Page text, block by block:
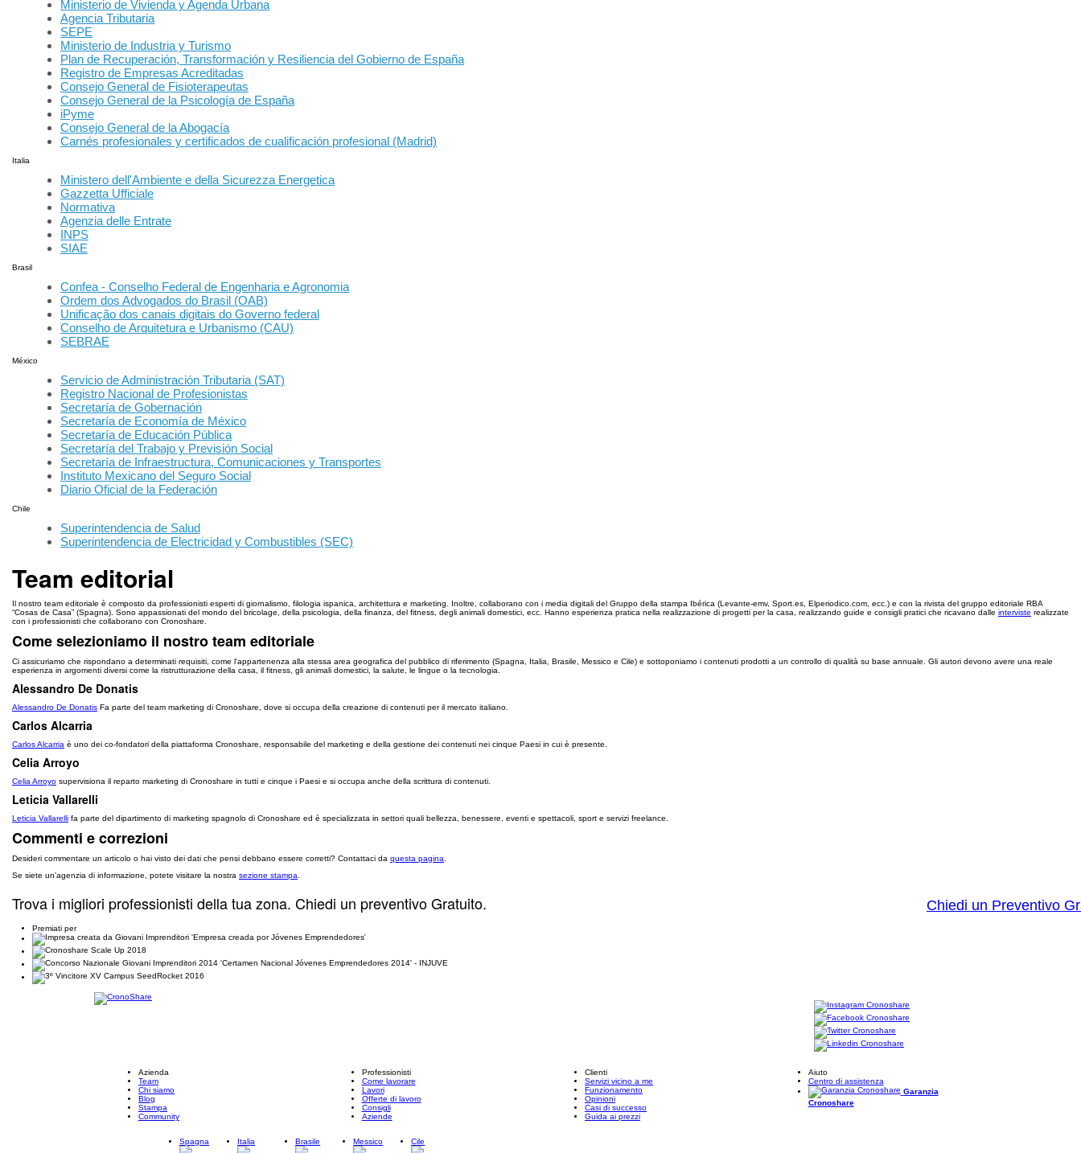
Ministerio de Vivienda y Agenda Urbana
Agencia Tributaria
SEPE
Ministerio de Industria y Turismo
Plan de Recuperación, Transformación y Resiliencia del Gobierno de España
Registro de Empresas Acreditadas
Consejo General de Fisioterapeutas
Consejo General de la Psicología de España
iPyme
Consejo General de la Abogacía
Carnés profesionales y certificados de cualificación profesional (Madrid)
Italia
Ministero dell'Ambiente e della Sicurezza Energetica
Gazzetta Ufficiale
Normativa
Agenzia delle Entrate
INPS
SIAE
Brasil
Confea - Conselho Federal de Engenharia e Agronomia
Ordem dos Advogados do Brasil (OAB)
Unificação dos canais digitais do Governo federal
Conselho de Arquitetura e Urbanismo (CAU)
SEBRAE
México
Servicio de Administración Tributaria (SAT)
Registro Nacional de Profesionistas
Secretaría de Gobernación
Secretaría de Economía de México
Secretaría de Educación Pública
Secretaría del Trabajo y Previsión Social
Secretaría de Infraestructura, Comunicaciones y Transportes
Instituto Mexicano del Seguro Social
Diario Oficial de la Federación
Chile
Superintendencia de Salud
Superintendencia de Electricidad y Combustibles (SEC)
Team editorial
Il nostro team editoriale è composto da professionisti esperti di giornalismo, filologia ispanica, architettura e marketing. Inoltre, collaborano con i media digitali del Gruppo della stampa Ibérica (Levante-emv, Sport.es, Elperiodico.com, ecc.) e con la rivista del gruppo editoriale RBA
“Cosas de Casa” (Spagna). Sono appassionati del mondo del bricolage, della psicologia, della finanza, del fitness, degli animali domestici, ecc. Hanno esperienza pratica nella realizzazione di progetti per la casa, realizzando guide e consigli pratici che ricavano dalle interviste realizzate
con i professionisti che collaborano con Cronoshare.
Come selezioniamo il nostro team editoriale
Ci assicuriamo che rispondano a determinati requisiti, come l'appartenenza alla stessa area geografica del pubblico di riferimento (Spagna, Italia, Brasile, Messico e Cile) e sottoponiamo i contenuti prodotti a un controllo di qualità su base annuale. Gli autori devono avere una reale
esperienza in argomenti diversi come la ristrutturazione della casa, il fitness, gli animali domestici, la salute, le lingue o la tecnologia.
Alessandro De Donatis
Alessandro De Donatis Fa parte del team marketing di Cronoshare, dove si occupa della creazione di contenuti per il mercato italiano.
Carlos Alcarria
Carlos Alcarria è uno dei co-fondatori della piattaforma Cronoshare, responsabile del marketing e della gestione dei contenuti nei cinque Paesi in cui è presente.
Celia Arroyo
Celia Arroyo supervisiona il reparto marketing di Cronoshare in tutti e cinque i Paesi e si occupa anche della scrittura di contenuti.
Leticia Vallarelli
Leticia Vallarelli fa parte del dipartimento di marketing spagnolo di Cronoshare ed è specializzata in settori quali bellezza, benessere, eventi e spettacoli, sport e servizi freelance.
Commenti e correzioni
Desideri commentare un articolo o hai visto dei dati che pensi debbano essere corretti? Contattaci da questa pagina
Se siete un'agenzia di informazione, potete visitare la nostra sezione stampa
Trova i migliori professionisti della tua zona. Chiedi un preventivo Gratuito. Chiedi un Preventivo
Premiati per
Azienda
Team
Chi siamo
Blog
Stampa
Community
Professionisti
Come lavorare
Lavori
Offerte di lavoro
Consigli
Aziende
Clienti
Servizi vicino a me
Funzionamento
Opinioni
Casi di successo
Guida ai prezzi
Aiuto
Centro di assistenza
Garanzia
Cronoshare
Spagna Italia Brasile Messico Cile